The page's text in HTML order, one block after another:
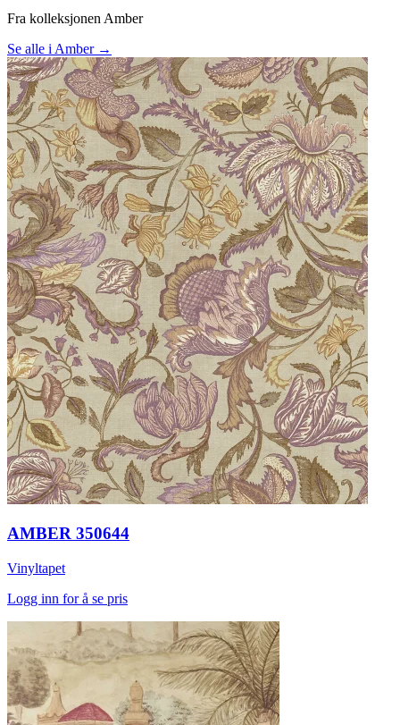
Fra kolleksjonen Amber
Se alle i Amber →
AMBER 350644
Vinyltapet
Logg inn for å se pris